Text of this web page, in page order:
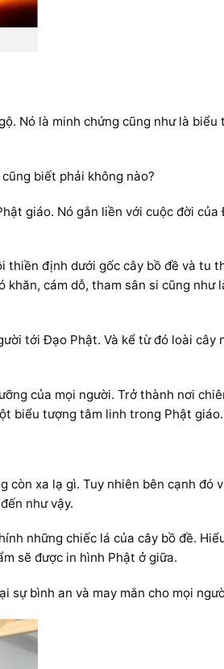
Nó là minh chứng cũng như là biểu
biết phải không nào?
giáo. Nó gắn liền với cuộc đời của
định dưới gốc cây bồ đề và tu
cám dỗ, tham sân si cũng như
tới Đạo Phật. Và kể từ đó loài cây
của mọi người. Trở thành nơi
biểu tượng tâm linh trong Phật giáo.
xa lạ gì. Tuy nhiên bên cạnh đó
như vậy.
những chiếc lá của cây bồ đề.
sẽ được in hình Phật ở giữa.
sự bình an và may mắn cho mọi